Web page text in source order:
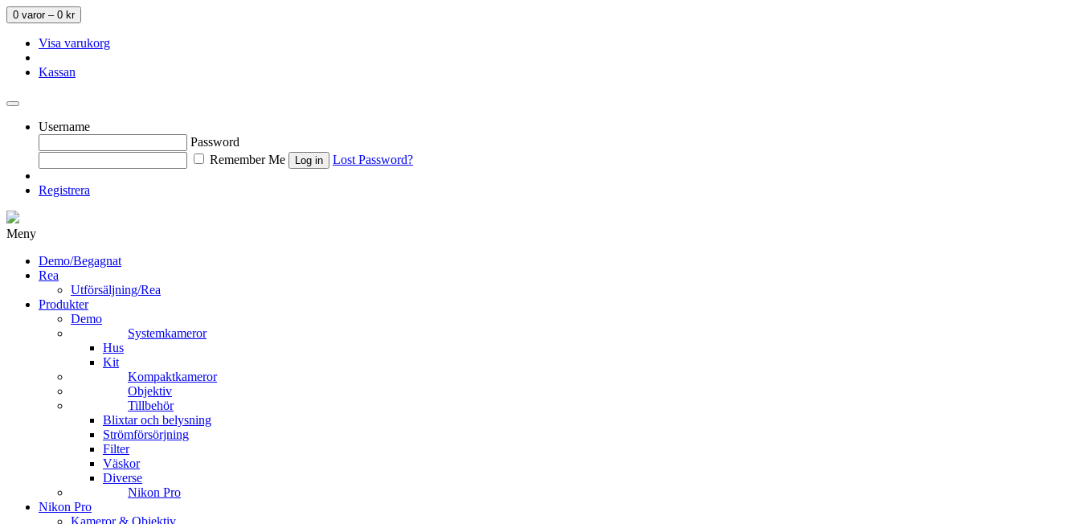
0 varor – 0 kr
Visa varukorg
Kassan
Username
Password
Remember Me
Lost Password?
Registrera
Meny
Demo/Begagnat
Rea
Utförsäljning/Rea
Produkter
Demo
Systemkameror
Hus
Kit
Kompaktkameror
Objektiv
Tillbehör
Blixtar och belysning
Strömförsörjning
Filter
Väskor
Diverse
Nikon Pro
Nikon Pro
Kameror & Objektiv